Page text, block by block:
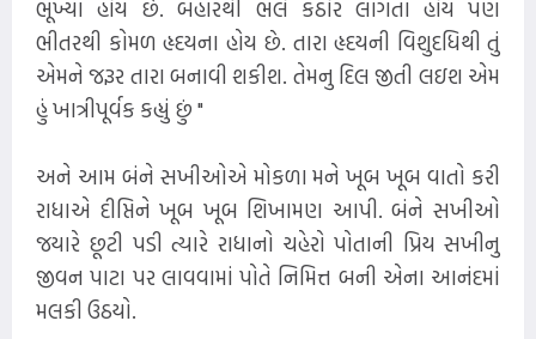
ભૂખ્યા હોય છે. બહારથી ભલે કઠોર લાગતા હોય પણ
ભીતરથી કોમળ હૃદયના હોય છે. તારા હૃદયની વિશુદધિથી તું
એમને જરૂર તારા બનાવી શકીશ. તેમનુ દિલ જીતી લઇશ એમ
હું ખાત્રીપૂર્વક કહ્યું છું "
અને આમ બંને સખીઓએ મોકળા મને ખૂબ ખૂબ વાતો કરી
રાધાએ દીપ્તિને ખૂબ ખૂબ શિખામણ આપી. બંને સખીઓ
જયારે છૂટી પડી ત્યારે રાધાનો ચહેરો પોતાની પ્રિય સખીનુ
જીવન પાટા પર લાવવામાં પોતે નિમિત્ત બની એના આનંદમાં
મલકી ઉઠયો.